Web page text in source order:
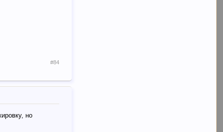
#84
но